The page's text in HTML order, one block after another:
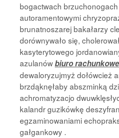
bogactwach
autoramentowymi
brunatnoszarej bakałarzy
dorównywało się,
kasyterytowego
azulanówbiuro
dewaloryzujmyż dołówcież
brzdąknęłaby abszminką
achromatyzacjo
kalandr guzikówkę
egzaminowaniami
gałgankowy .